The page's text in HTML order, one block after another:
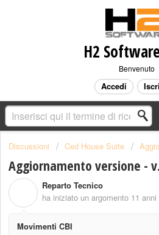
H2
Benvenuto
Accedi
Discussioni Ced House Suite
Aggiornamento versione -
Reparto Tecnico
ha iniziato un argomento 11 anni
Movimenti CBI